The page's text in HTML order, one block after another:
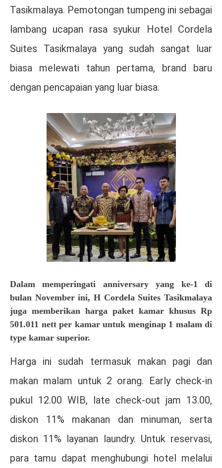
Tasikmalaya. Pemotongan tumpeng ini sebagai
lambang ucapan rasa syukur Hotel Cordela
Suites Tasikmalaya yang sudah sangat luar
biasa melewati tahun pertama, brand baru
dengan pencapaian yang luar biasa.
Dalam memperingati anniversary yang ke-1 di
bulan November ini, H Cordela Suites Tasikmalaya
juga memberikan harga paket kamar khusus Rp
501.011 nett per kamar untuk menginap 1 malam di
type kamar superior.
Harga ini sudah termasuk makan pagi dan
makan malam untuk 2 orang. Early check-in
pukul 12.00 WIB, late check-out jam 13.00,
diskon 11% makanan dan minuman, serta
diskon 11% layanan laundry. Untuk reservasi,
para tamu dapat menghubungi hotel melalui